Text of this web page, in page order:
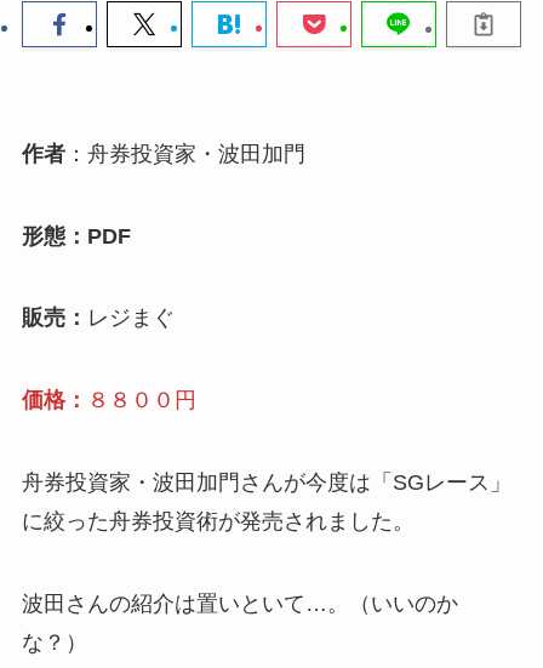
作者：舟券投資家・波田加門
形態：PDF
販売： レジまぐ
価格： ８８００円
舟券投資家・波田加門さんが今度は「SGレース」
に絞った舟券投資術が発売されました。
波田さんの紹介は置いといて…。（いいのか
な？）